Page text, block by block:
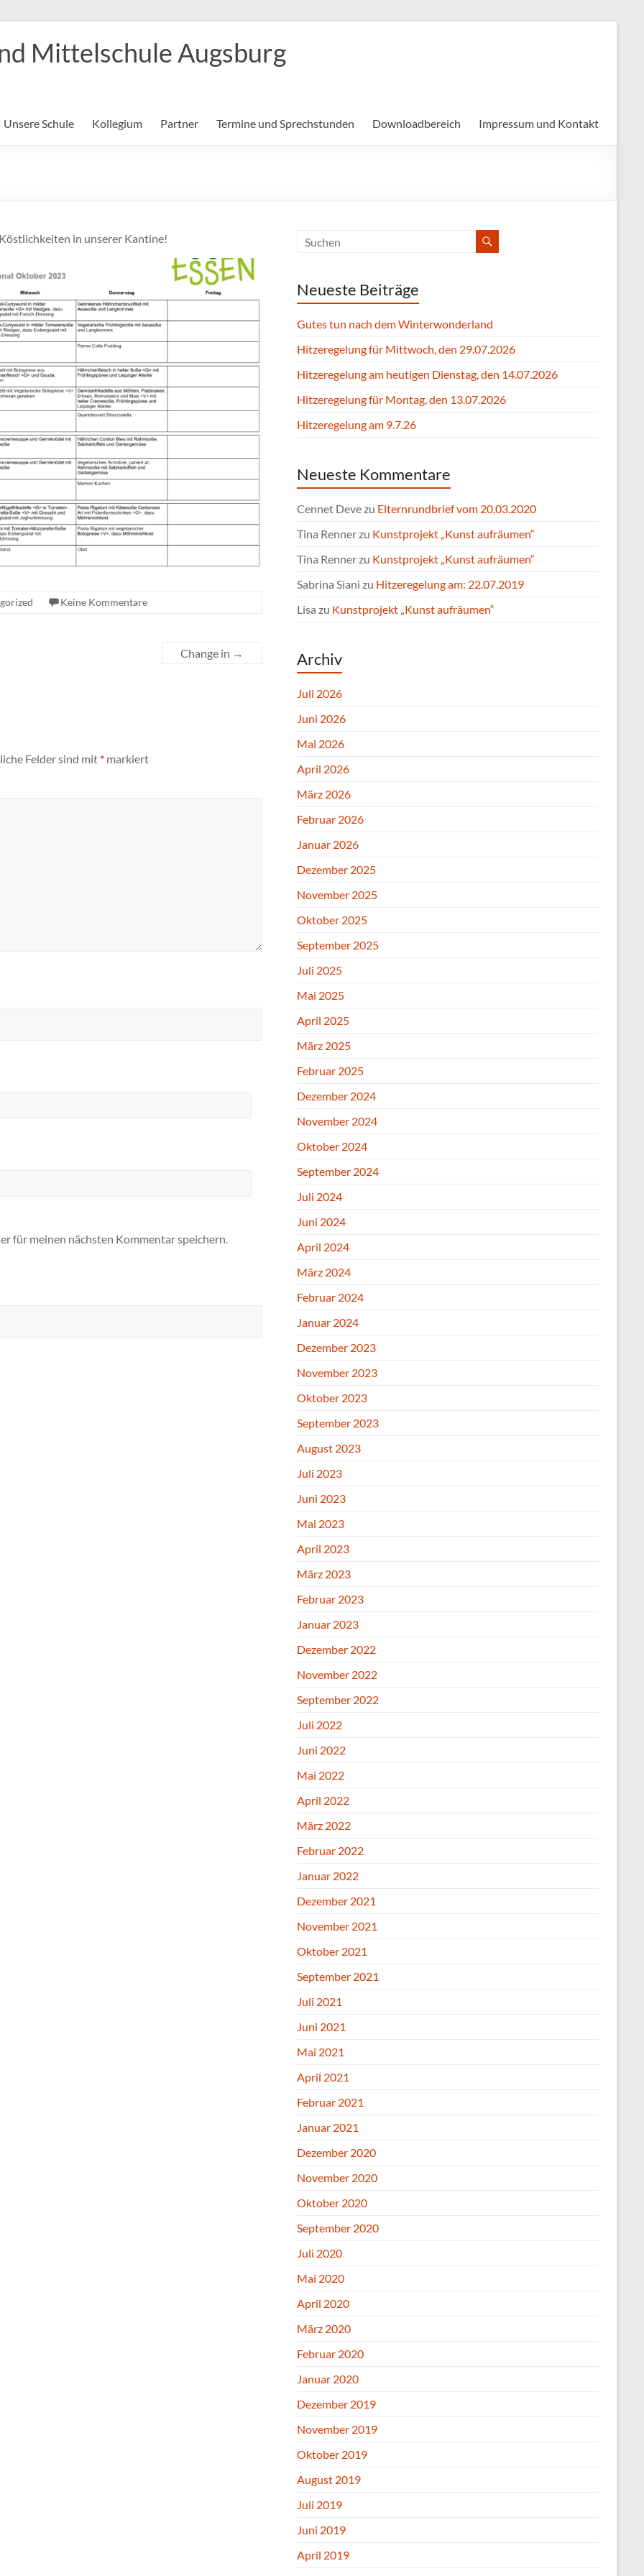
Mittelschule Augsburg
Unsere Schule Kollegium Partner Termine und Sprechstunden Downloadbereich Impressum und Kontakt
in unserer Kantine!
Keine Kommentare
Change in →
Felder sind mit * markiert
für meinen nächsten Kommentar speichern.
Neueste Beiträge
Gutes tun nach dem Winterwonderland
Hitzeregelung für Mittwoch, den 29.07.2026
Hitzeregelung am heutigen Dienstag, den 14.07.2026
Hitzeregelung für Montag, den 13.07.2026
Hitzeregelung am 9.7.26
Neueste Kommentare
Cennet Devezu Elternrundbrief vom 20.03.2020
Tina Rennerzu Kunstprojekt „Kunst aufräumen“
Tina Rennerzu Kunstprojekt „Kunst aufräumen“
Sabrina Siani zu Hitzeregelung am: 22.07.2019
Lisa zu Kunstprojekt „Kunst aufräumen“
Archiv
Juli 2026
Juni 2026
Mai 2026
April 2026
März 2026
Februar 2026
Januar 2026
Dezember 2025
November 2025
Oktober 2025
September 2025
Juli 2025
Mai 2025
April 2025
März 2025
Februar 2025
Dezember 2024
November 2024
Oktober 2024
September 2024
Juli 2024
Juni 2024
April 2024
März 2024
Februar 2024
Januar 2024
Dezember 2023
November 2023
Oktober 2023
September 2023
August 2023
Juli 2023
Juni 2023
Mai 2023
April 2023
März 2023
Februar 2023
Januar 2023
Dezember 2022
November 2022
September 2022
Juli 2022
Juni 2022
Mai 2022
April 2022
März 2022
Februar 2022
Januar 2022
Dezember 2021
November 2021
Oktober 2021
September 2021
Juli 2021
Juni 2021
Mai 2021
April 2021
Februar 2021
Januar 2021
Dezember 2020
November 2020
Oktober 2020
September 2020
Juli 2020
Mai 2020
April 2020
März 2020
Februar 2020
Januar 2020
Dezember 2019
November 2019
Oktober 2019
August 2019
Juli 2019
Juni 2019
April 2019